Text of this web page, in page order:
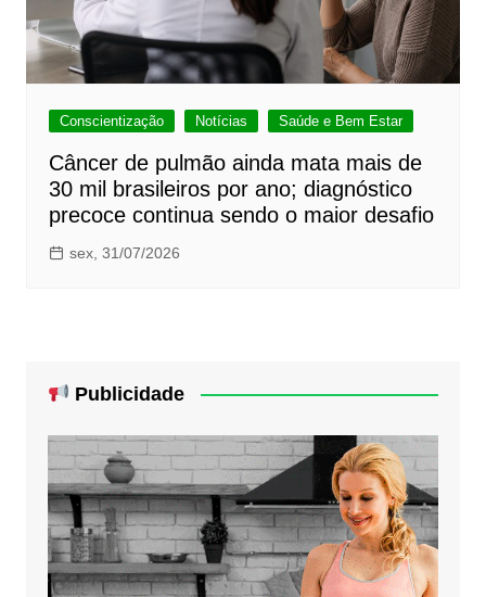
Conscientização Notícias Saúde e Bem Estar
Câncer de pulmão ainda mata mais de
30 mil brasileiros por ano; diagnóstico
precoce continua sendo o maior desafio
sex, 31/07/2026
Publicidade